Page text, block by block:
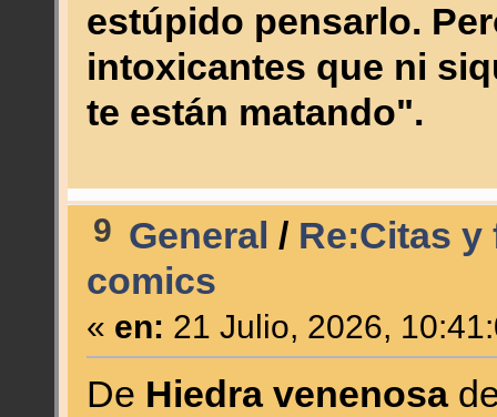
estúpido pensarlo.
intoxicantes que ni
te están matando".
9 General / Re:Citas y
comics
« en: 21 Julio, 2026,
De Hiedra venenosa